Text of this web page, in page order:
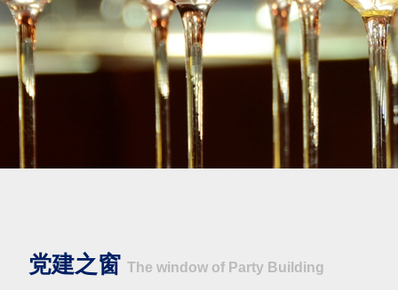
党建之窗 The window of Party Building